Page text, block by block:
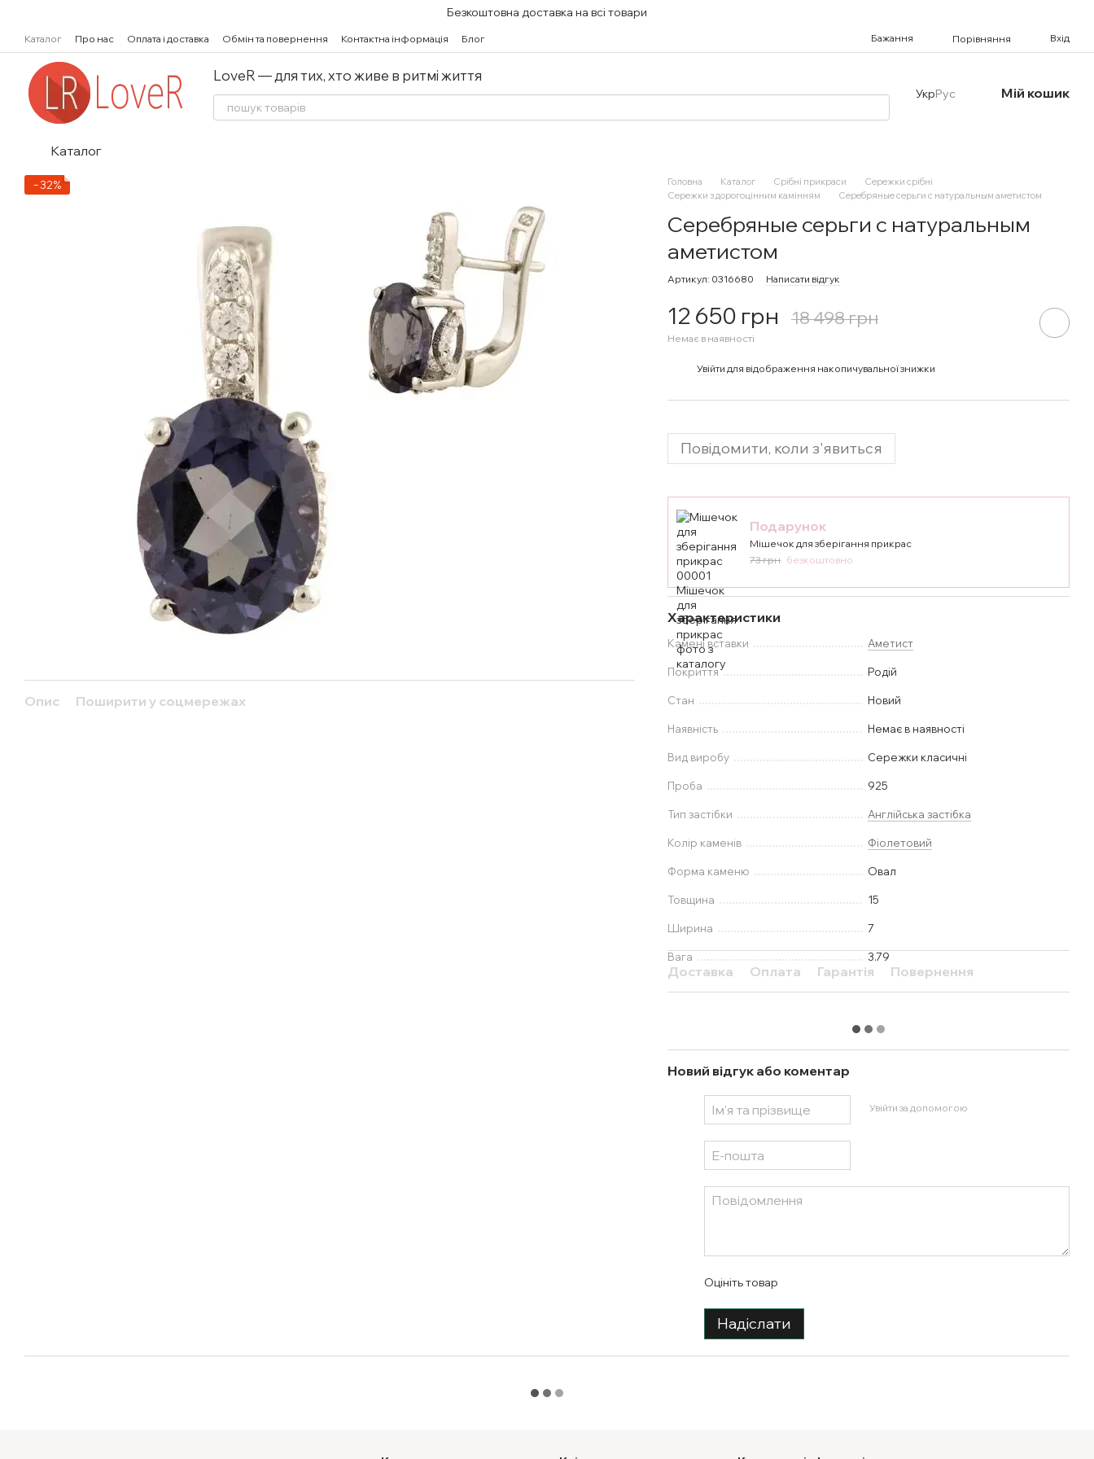
Безкоштовна доставка на всі товари
Каталог Про нас Оплата і доставка Обмін та повернення Контактна інформація Блог Бажання Порівняння Вхід
LoveR — для тих, хто живе в ритмі життя
УкрРус Мій кошик
Каталог
−32%
Опис Поширити у соцмережах
Головна Каталог Срібні прикраси
Сережки срібні
Сережки з дорогоцінним камінням
Серебряные серьги с натуральным аметистом
Серебряные серьги с натуральным
аметистом
Артикул: 0316680 Написати відгук
12 650 грн 18 498 грн
Немає в наявності
Увійти для відображення накопичувальної знижки
Повідомити, коли з'явиться
Подарунок
Мішечок для зберігання прикрас
73 грн безкоштовно
Характеристики
Камені вставки Аметист
Покриття Родій
Стан Новий
Наявність Немає в наявності
Вид виробу Сережки класичні
Проба 925
Тип застібки Англійська застібка
Колір каменів Фіолетовий
Форма каменю Овал
Товщина 15
Ширина 7
Вага 3.79
Доставка Оплата Гарантія Повернення
Новий відгук або коментар
Увійти за допомогою
Оцініть товар
Надіслати